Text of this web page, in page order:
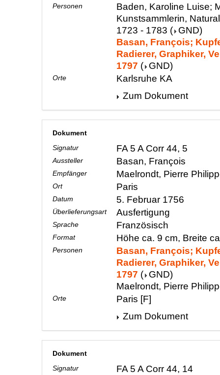
Personen
Baden, Karoline Luise;
Kunstsammlerin,
1723 - 1783 ( GND)
Basan, François;
Radierer, Graphiker,
1797 ( GND)
Orte
Karlsruhe KA
Zum Dokument
Dokument
Signatur
FA 5 A Corr 44, 5
Aussteller Basan, François
Empfänger Maelrondt, Pierre
Ort Paris
Datum 5. Februar 1756
Überlieferungsart Ausfertigung
Sprache Französisch
Format Höhe ca. 9 cm, Breite
Personen
Basan, François;
Radierer, Graphiker,
1797 ( GND)
Maelrondt, Pierre
Orte
Paris [F]
Zum Dokument
Dokument
Signatur
FA 5 A Corr 44, 14